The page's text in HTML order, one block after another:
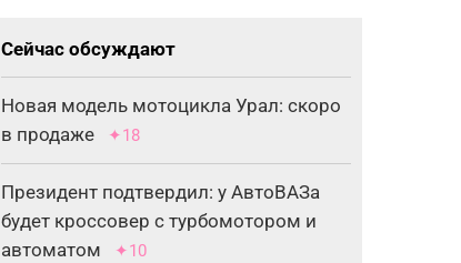
Сейчас обсуждают
Новая модель мотоцикла Урал: скоро
в продаже
✦18
Президент подтвердил: у АвтоВАЗа
будет кроссовер с турбомотором и
автоматом
✦10